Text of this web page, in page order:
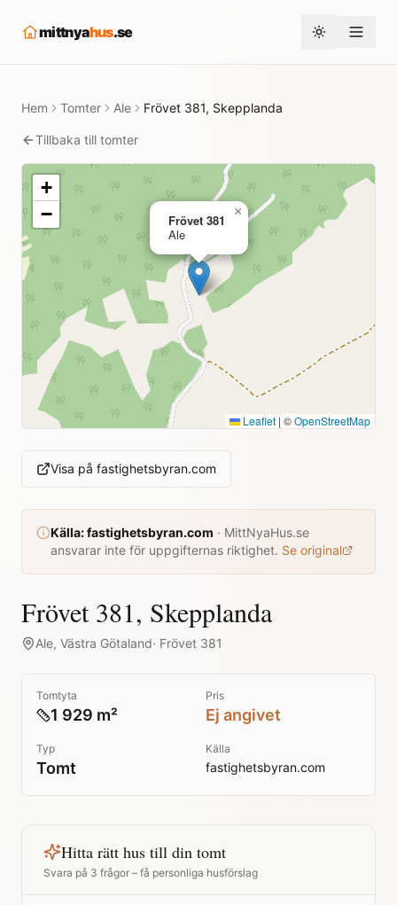
mittnyahus.se Toggle theme
Hem Tomter Ale Frövet 381, Skepplanda
Tillbaka till tomter
Frövet 381
Ale
×
+
−
Leaflet | ©OpenStreetMap
Visa på fastighetsbyran.com
Källa:fastighetsbyran.com · MittNyaHus.se
ansvarar inte för uppgifternas riktighet. Se original
Frövet 381, Skepplanda
Ale, Västra Götaland· Frövet 381
Tomtyta
1 929 m²
Pris
Ej angivet
Typ
Tomt
Källa
fastighetsbyran.com
Hitta rätt hus till din tomt
Svara på 3 frågor – få personliga husförslag